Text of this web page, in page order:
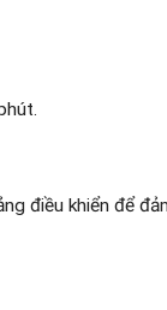
điều khiển để